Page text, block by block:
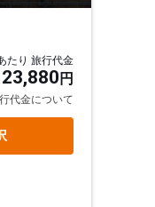
たり 旅行代金
23,880 円
代金について